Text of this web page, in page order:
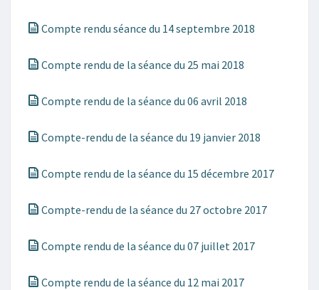
Compte rendu séance du 14 septembre 2018
Compte rendu de la séance du 25 mai 2018
Compte rendu de la séance du 06 avril 2018
Compte-rendu de la séance du 19 janvier 2018
Compte rendu de la séance du 15 décembre 2017
Compte-rendu de la séance du 27 octobre 2017
Compte rendu de la séance du 07 juillet 2017
Compte rendu de la séance du 12 mai 2017